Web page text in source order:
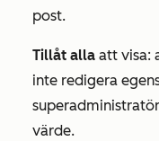
post.
Tillåt alla att visa:
inte redigera
värde.